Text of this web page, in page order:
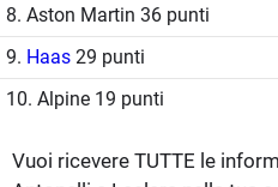
8. Aston Martin 36 punti
9. Haas 29 punti
10. Alpine 19 punti
Vuoi ricevere TUTTE le